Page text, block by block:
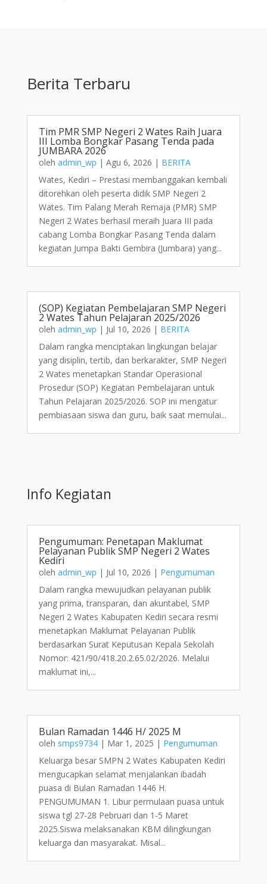
Berita Terbaru
Tim PMR SMP Negeri 2 Wates Raih Juara
III Lomba Bongkar Pasang Tenda pada
JUMBARA 2026
oleh admin_wp | Agu 6, 2026 | BERITA
Wates, Kediri – Prestasi membanggakan kembali
ditorehkan oleh peserta didik SMP Negeri 2
Wates. Tim Palang Merah Remaja (PMR) SMP
Negeri 2 Wates berhasil meraih Juara III pada
cabang Lomba Bongkar Pasang Tenda dalam
kegiatan Jumpa Bakti Gembira (Jumbara) yang...
(SOP) Kegiatan Pembelajaran SMP Negeri
2 Wates Tahun Pelajaran 2025/2026
oleh admin_wp | Jul 10, 2026 | BERITA
Dalam rangka menciptakan lingkungan belajar
yang disiplin, tertib, dan berkarakter, SMP Negeri
2 Wates menetapkan Standar Operasional
Prosedur (SOP) Kegiatan Pembelajaran untuk
Tahun Pelajaran 2025/2026. SOP ini mengatur
pembiasaan siswa dan guru, baik saat memulai...
Info Kegiatan
Pengumuman: Penetapan Maklumat
Pelayanan Publik SMP Negeri 2 Wates
Kediri
oleh admin_wp | Jul 10, 2026 | Pengumuman
Dalam rangka mewujudkan pelayanan publik
yang prima, transparan, dan akuntabel, SMP
Negeri 2 Wates Kabupaten Kediri secara resmi
menetapkan Maklumat Pelayanan Publik
berdasarkan Surat Keputusan Kepala Sekolah
Nomor: 421/90/418.20.2.65.02/2026. Melalui
maklumat ini,...
Bulan Ramadan 1446 H/ 2025 M
oleh smps9734| Mar 1, 2025 | Pengumuman
Keluarga besar SMPN 2 Wates Kabupaten Kediri
mengucapkan selamat menjalankan ibadah
puasa di Bulan Ramadan 1446 H.
PENGUMUMAN 1. Libur permulaan puasa untuk
siswa tgl 27-28 Pebruari dan 1-5 Maret
2025.Siswa melaksanakan KBM dilingkungan
keluarga dan masyarakat. Misal...